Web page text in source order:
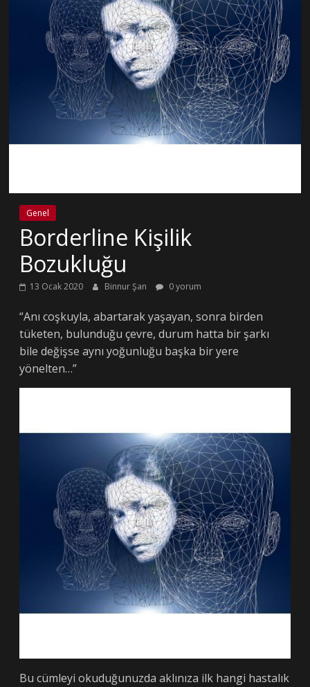
Genel
Borderline Kişilik
Bozukluğu
13 Ocak 2020 Binnur Şan 0 yorum
“Anı coşkuyla, abartarak yaşayan, sonra birden
tüketen, bulunduğu çevre, durum hatta bir şarkı
bile değişse aynı yoğunluğu başka bir yere
yönelten…”
Bu cümleyi okuduğunuzda aklınıza ilk hangi hastalık